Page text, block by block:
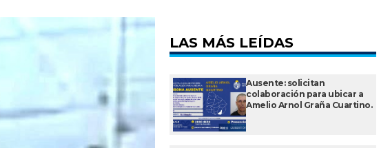
LAS MÁS LEÍDAS
Ausente: solicitan
colaboración para ubicar a
Amelio Arnol Graña Cuartino.